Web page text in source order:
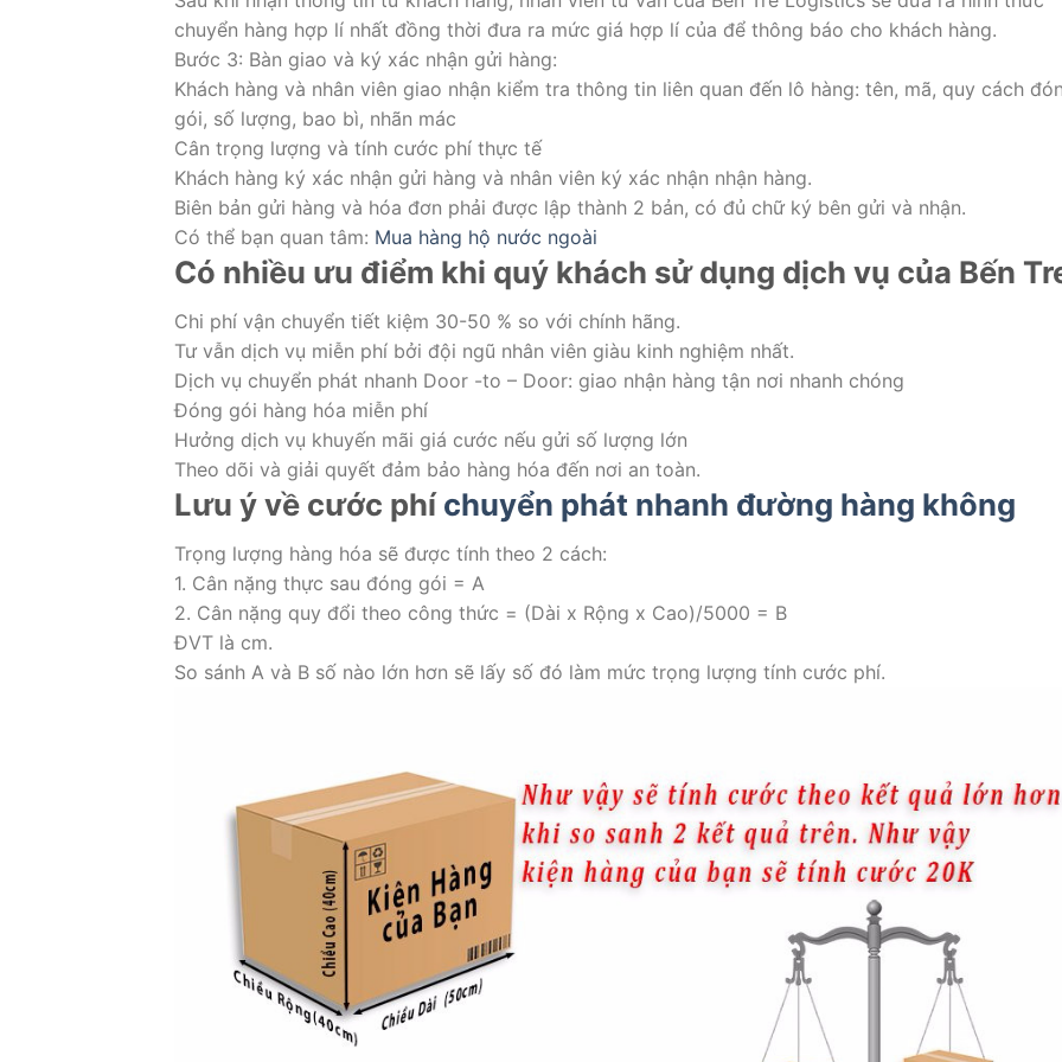
chuyển hàng hợp lí nhất đồng thời đưa ra mức giá hợp lí của để thông báo cho khách hàng.
Bước 3: Bàn giao và ký xác nhận gửi hàng:
Khách hàng và nhân viên giao nhận kiểm tra thông tin liên quan đến lô hàng: tên, mã, quy cách
gói, số lượng, bao bì, nhãn mác
Cân trọng lượng và tính cước phí thực tế
Khách hàng ký xác nhận gửi hàng và nhân viên ký xác nhận nhận hàng.
Biên bản gửi hàng và hóa đơn phải được lập thành 2 bản, có đủ chữ ký bên gửi và nhận.
Có thể bạn quan tâm: Mua hàng hộ nước ngoài
Có nhiều ưu điểm khi quý khách sử dụng dịch vụ của Bến
Chi phí vận chuyển tiết kiệm 30-50 % so với chính hãng.
Tư vẫn dịch vụ miễn phí bởi đội ngũ nhân viên giàu kinh nghiệm nhất.
Dịch vụ chuyển phát nhanh Door -to – Door: giao nhận hàng tận nơi nhanh chóng
Đóng gói hàng hóa miễn phí
Hưởng dịch vụ khuyến mãi giá cước nếu gửi số lượng lớn
Theo dõi và giải quyết đảm bảo hàng hóa đến nơi an toàn.
Lưu ý về cước phíchuyển phát nhanh đường hàng không
Trọng lượng hàng hóa sẽ được tính theo 2 cách:
1. Cân nặng thực sau đóng gói = A
2. Cân nặng quy đổi theo công thức = (Dài x Rộng x Cao)/5000 = B
ĐVT là cm.
So sánh A và B số nào lớn hơn sẽ lấy số đó làm mức trọng lượng tính cước phí.